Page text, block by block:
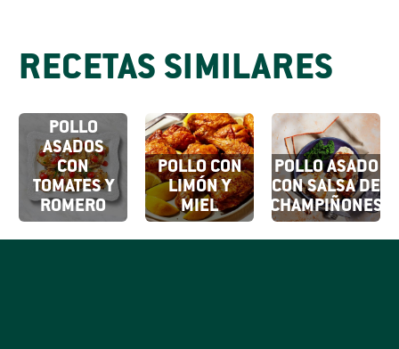
RECETAS SIMILARES
MUSLOS DE
POLLO
ASADOS
CON
TOMATES Y
ROMERO
POLLO CON
LIMÓN Y
MIEL
POLLO ASADO
CON SALSA DE
CHAMPIÑONES